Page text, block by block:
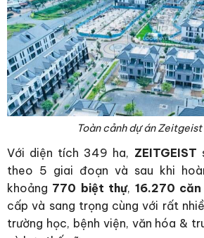
Toàn cảnh dự án Zeitgeist
Với diện tích 349 ha, ZEITGEIST
theo 5 giai đoạn và sau khi
khoảng 770 biệt thự, 16.270 căn
cấp và sang trọng cùng với rất
trường học, bệnh viện, văn hóa &